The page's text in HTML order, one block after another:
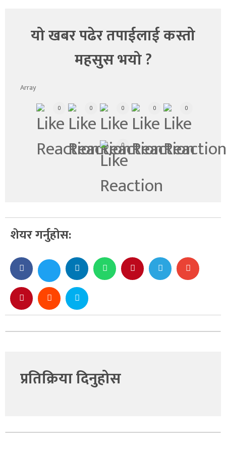
यो खबर पढेर तपाईलाई कस्तो
महसुस भयो ?
Array
0 0 0 0 0
0
शेयर गर्नुहोस:
प्रतिक्रिया दिनुहोस